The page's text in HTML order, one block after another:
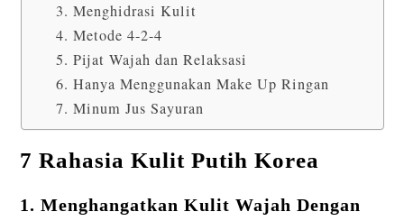
3. Menghidrasi Kulit
4. Metode 4-2-4
5. Pijat Wajah dan Relaksasi
6. Hanya Menggunakan Make Up Ringan
7. Minum Jus Sayuran
7 Rahasia Kulit Putih Korea
1. Menghangatkan Kulit Wajah Dengan